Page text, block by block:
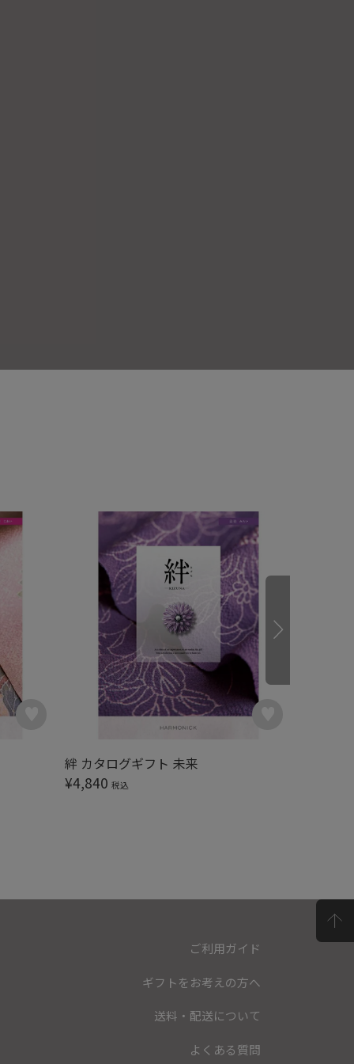
絆 カタログギフト 未来
¥4,840 税込
ご利用ガイド
ギフトをお考えの方へ
送料・配送について
よくある質問